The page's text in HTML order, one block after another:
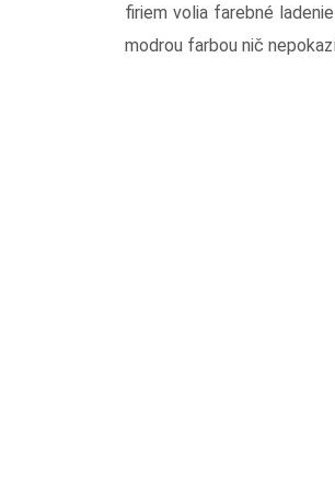
firiem volia farebné
modrou farbou nič